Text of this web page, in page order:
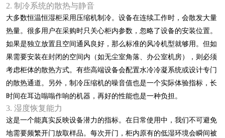
2. 制冷系统的散热与静音
大多数恒温恒湿柜采用压缩机制冷。设备在连续工作时，会散发大量
热量。很多用户在采购时只关心柜内参数，忽略了设备的安装位置。
如果是独立放置且空间通风良好，那么标准的风冷机型就够用。但如
果需要安装在封闭的空间内（如无尘室角落、办公室机房），则必须
考虑柜体的散热方式。有些高端设备会配置水冷冷凝系统或设计专门
的散热通道。另外，制冷压缩机的噪音值也是一个实际体验指标，长
时间在耳边嗡嗡作响的机器，再好的性能也是一种负担。
3. 湿度恢复能力
这是一个能真实反映设备潜力的指标。在日常使用中，我们不可避免
地需要频繁开门放取样品。每次开门，柜内原有的低湿环境会瞬间被